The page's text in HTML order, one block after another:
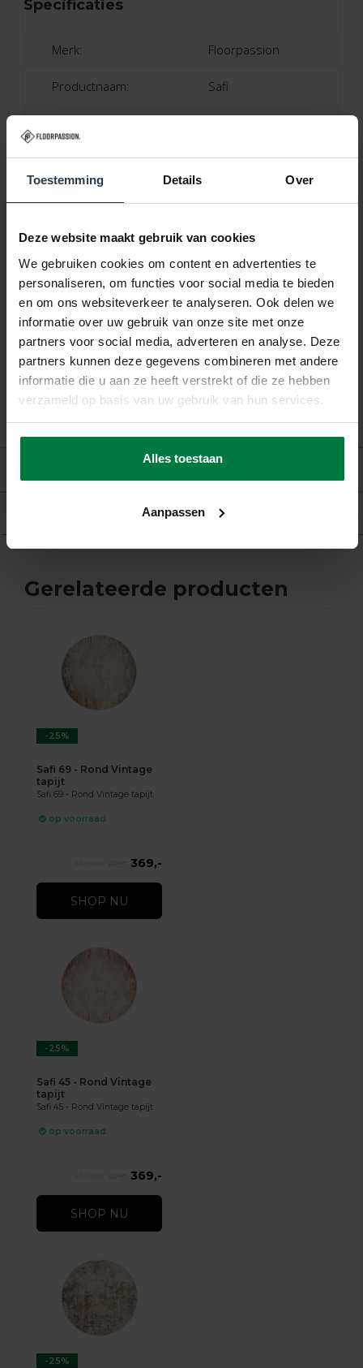
Toestemming Details Over
Deze website maakt gebruik van cookies
We gebruiken cookies om content en advertenties te
personaliseren, om functies voor social media te bieden
en om ons websiteverkeer te analyseren. Ook delen we
informatie over uw gebruik van onze site met onze
partners voor social media, adverteren en analyse. Deze
partners kunnen deze gegevens combineren met andere
informatie die u aan ze heeft verstrekt of die ze hebben
verzameld op basis van uw gebruik van hun services.
Alles toestaan
Aanpassen
Specificaties
Merk: Floorpassion
Productnaam: Safi
45 - Rood, Beige, Multicolor
35% Acryl, 17% Bamboe, 48% Viscose
Pooldikte: Ca. 0,6 Cm
Productietechniek: Machinaal Geweven
Productieland: Turkije
Garantie: 2-Jaar Fabrieksgarantie
Gerelateerde producten
-25%
Safi 69 - Rond Vintage
tapijt
Safi 69 - Rond Vintage tapijt
op voorraad
369,-
SHOP NU
-25%
Safi 45 - Rond Vintage
tapijt
Safi 45 - Rond Vintage tapijt
op voorraad
369,-
SHOP NU
-25%